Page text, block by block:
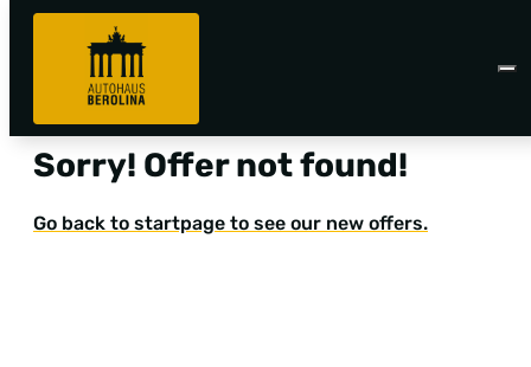
Sorry! Offer not found!
Go back to startpage to see our new offers.